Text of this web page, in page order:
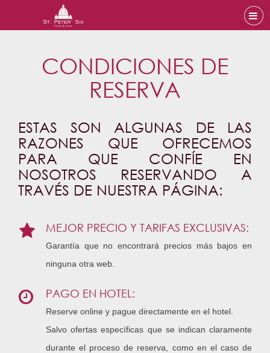
CONDICIONES DE
RESERVA
ESTAS SON ALGUNAS DE LAS
RAZONES QUE OFRECEMOS
PARA QUE CONFÍE EN
NOSOTROS RESERVANDO A
TRAVÉS DE NUESTRA PÁGINA:
MEJOR PRECIO Y TARIFAS EXCLUSIVAS:
Garantía que no encontrará precios más bajos en
ninguna otra web.
PAGO EN HOTEL:
Reserve online y pague directamente en el hotel.
Salvo ofertas específicas que se indican claramente
durante el proceso de reserva, como en el caso de